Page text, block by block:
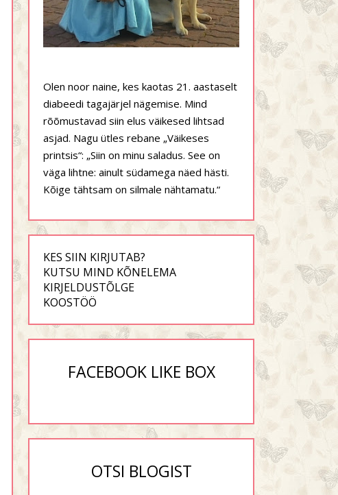
Olen noor naine, kes kaotas 21. aastaselt
diabeedi tagajärjel nägemise. Mind
rõõmustavad siin elus väikesed lihtsad
asjad. Nagu ütles rebane „Väikeses
printsis“: „Siin on minu saladus. See on
väga lihtne: ainult südamega näed hästi.
Kõige tähtsam on silmale nähtamatu.“
KES SIIN KIRJUTAB?
KUTSU MIND KÕNELEMA
KIRJELDUSTÕLGE
KOOSTÖÖ
FACEBOOK LIKE BOX
OTSI BLOGIST